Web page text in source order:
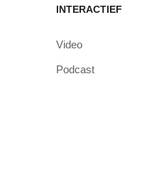
INTERACTIEF
Video
Podcast